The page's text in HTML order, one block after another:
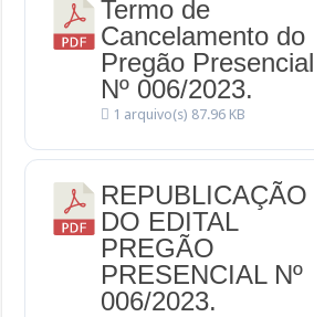
Termo de
Cancelamento do
Pregão Presencial
Nº 006/2023.
1 arquivo(s) 87.96 KB
REPUBLICAÇÃO
DO EDITAL
PREGÃO
PRESENCIAL Nº
006/2023.